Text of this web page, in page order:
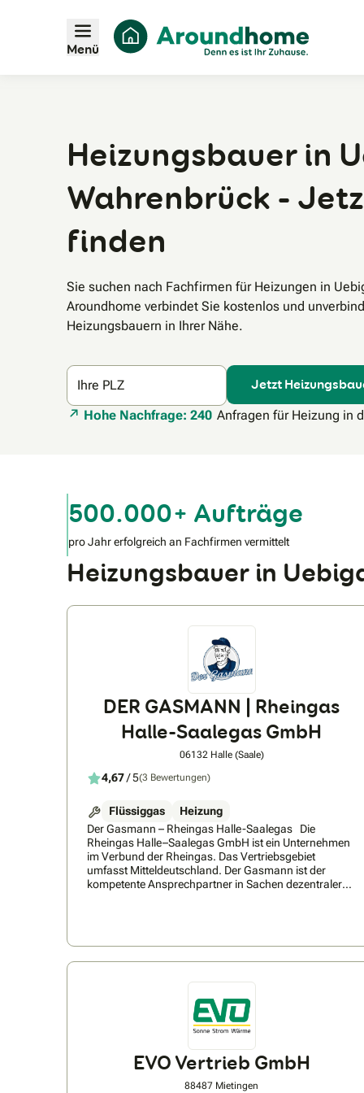
Menü
Heizungsbauer in
Wahrenbrück -
finden
Sie suchen nach Fachfirmen für Heizungen in
Aroundhome verbindet Sie kostenlos und
Heizungsbauern in Ihrer Nähe.
Ihre PLZ Jetzt
Hohe Nachfrage: 240 Anfragen für Heizung in
500.000+ Aufträge
pro Jahr erfolgreich an Fachfirmen vermittelt
Heizungsbauer in
DER GASMANN | Rheingas
Halle-Saalegas GmbH
06132 Halle (Saale)
4,67/ 5(3 Bewertungen)
Flüssiggas
Heizung
Der Gasmann – Rheingas Halle-Saalegas Die
Rheingas Halle–Saalegas GmbH ist ein Unternehmen
im Verbund der Rheingas. Das Vertriebsgebiet
umfasst Mitteldeutschland. Der Gasmann ist der
kompetente Ansprechpartner in Sachen dezentraler
von Flüssiggastanks und lokalen Gasnetzen, welche
Wohnsiedlungen mit Energie versorgen. Darüber
hinaus stehen bei dem Unternehmen technische
allround-Dienstleistungen für Flüssiggas und zu
alternativen und innovativen Energien im Mittelpunkt:
Der Gasmann liefert nicht nur Flüssiggas, Autogas,
EVO Vertrieb GmbH
88487 Mietingen